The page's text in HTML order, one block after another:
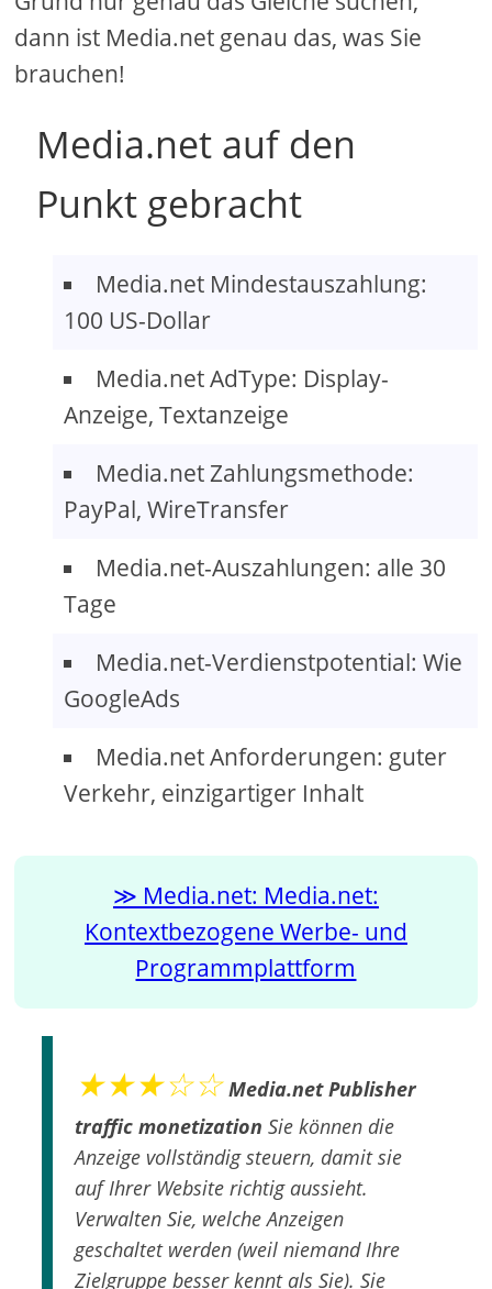
dann ist Media.net genau das, was Sie
brauchen!
Media.net auf den
Punkt gebracht
Media.net Mindestauszahlung:
100 US-Dollar
Media.net AdType: Display-
Anzeige, Textanzeige
Media.net Zahlungsmethode:
PayPal, WireTransfer
Media.net-Auszahlungen: alle 30
Tage
Media.net-Verdienstpotential: Wie
GoogleAds
Media.net Anforderungen: guter
Verkehr, einzigartiger Inhalt
Media.net: Media.net:
Kontextbezogene Werbe- und
Programmplattform
★★★☆☆ Media.net Publisher
traffic monetization Sie können die
Anzeige vollständig steuern, damit sie
auf Ihrer Website richtig aussieht.
Verwalten Sie, welche Anzeigen
geschaltet werden (weil niemand Ihre
Zielgruppe besser kennt als Sie). Sie